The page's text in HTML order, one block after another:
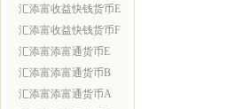
汇添富收益快钱货币E
汇添富收益快钱货币F
汇添富添富通货币E
汇添富添富通货币B
汇添富添富通货币A